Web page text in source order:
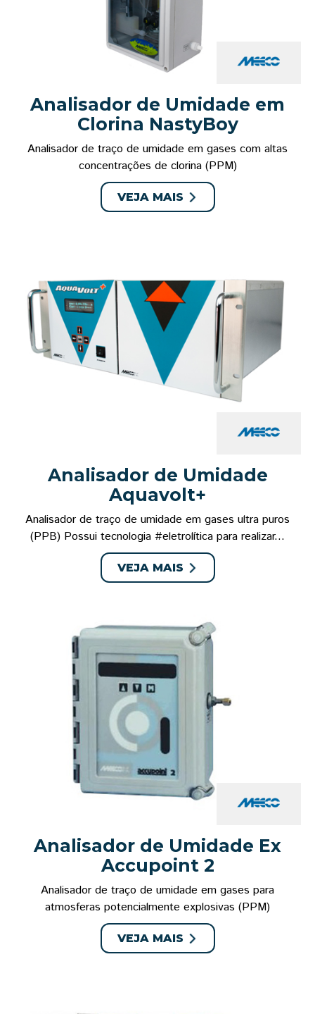
Analisador de Umidade em
Clorina NastyBoy
Analisador de traço de umidade em gases com altas
concentrações de clorina (PPM)
VEJA MAIS
Analisador de Umidade
Aquavolt+
Analisador de traço de umidade em gases ultra puros
(PPB) Possui tecnologia #eletrolítica para realizar...
VEJA MAIS
Analisador de Umidade Ex
Accupoint 2
Analisador de traço de umidade em gases para
atmosferas potencialmente explosivas (PPM)
VEJA MAIS